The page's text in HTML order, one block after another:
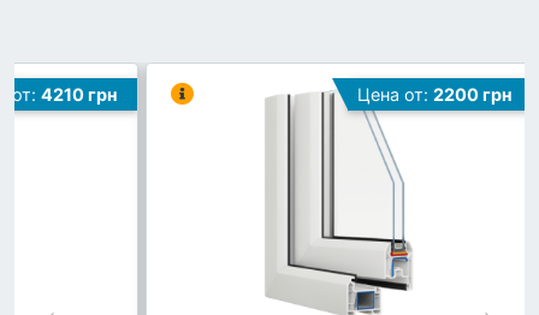
от:4210 грн Цена от:2200 грн